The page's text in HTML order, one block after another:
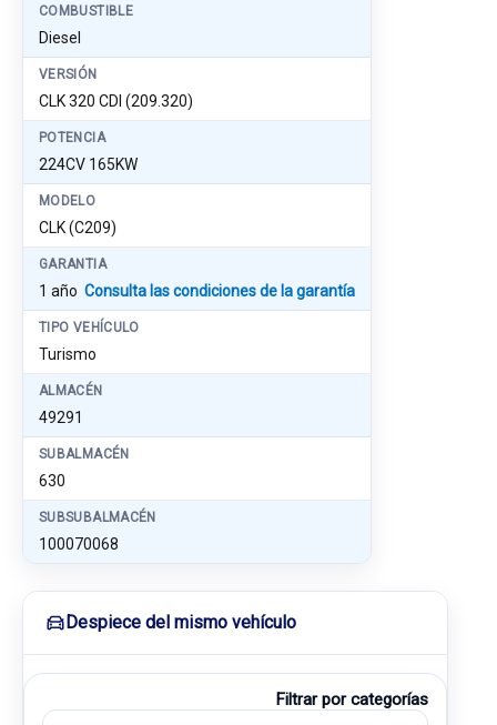
COMBUSTIBLE
Diesel
VERSIÓN
CLK 320 CDI (209.320)
POTENCIA
224CV 165KW
MODELO
CLK (C209)
GARANTIA
1 año Consulta las condiciones de la garantía
TIPO VEHÍCULO
Turismo
ALMACÉN
49291
SUBALMACÉN
630
SUBSUBALMACÉN
100070068
Despiece del mismo vehículo
Filtrar por categorías